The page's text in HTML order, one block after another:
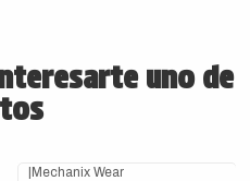
uno de
|Mechanix Wear